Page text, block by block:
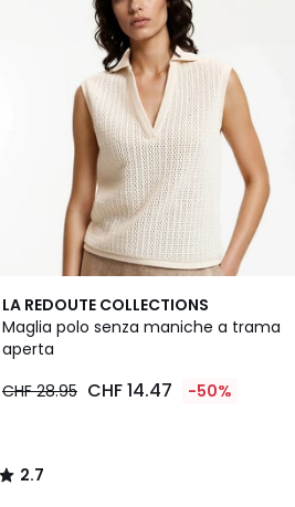
LA REDOUTE COLLECTIONS
Maglia polo senza maniche a trama
aperta
CHF 28.95 CHF 14.47 -50%
2.7
/ 5
2.7
/